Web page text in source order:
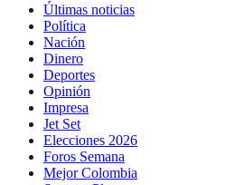
Últimas noticias
Política
Nación
Dinero
Deportes
Opinión
Impresa
Jet Set
Elecciones 2026
Foros Semana
Mejor Colombia